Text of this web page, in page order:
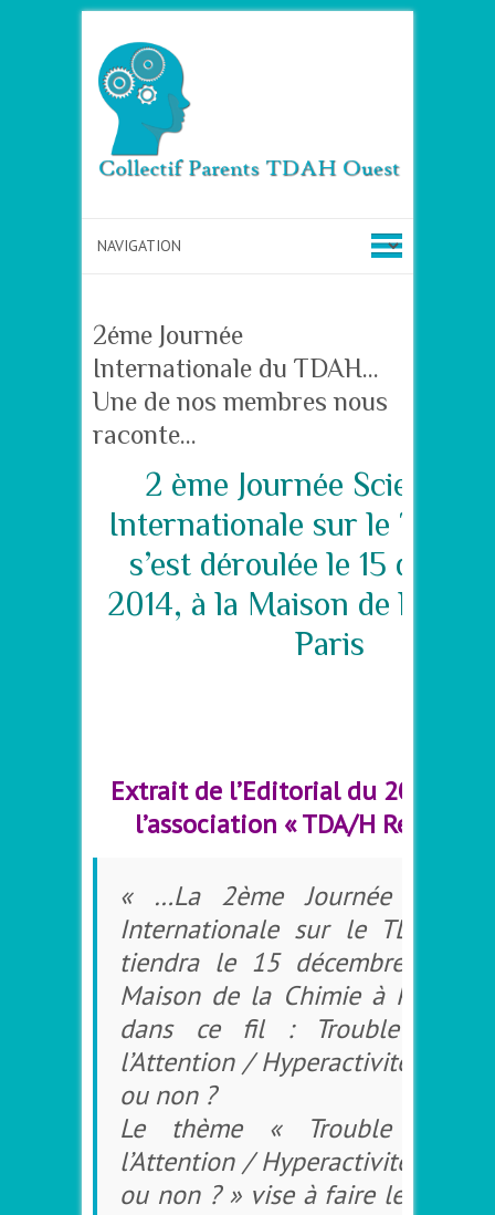
2éme Journée
Internationale du TDAH…
Une de nos membres nous
raconte…
2 ème Journée
Internationale sur le TDA/
s’est déroulée le 15
2014, à la Maison de la
Paris
Extrait de l’Editorial du 20-10-
l’association « TDA/H
« …La 2ème Journée
Internationale sur le TDA/H
tiendra le 15 décembre
Maison de la Chimie à Paris
dans ce fil : Trouble
l’Attention / Hyperactivité – Le
ou non ?
Le thème « Trouble
l’Attention / Hyperactivité – Le
ou non ? » vise à faire le point